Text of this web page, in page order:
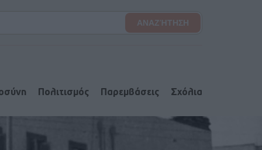
Πολιτισμός Παρεμβάσεις Σχόλια